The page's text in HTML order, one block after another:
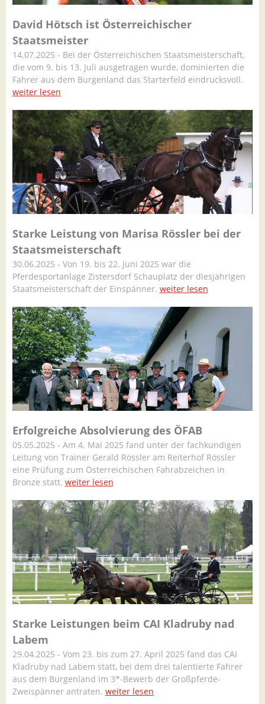
David Hötsch ist Österreichischer
Staatsmeister
14.07.2025 - Bei der Österreichischen Staatsmeisterschaft,
die vom 9. bis 13. Juli ausgetragen wurde, dominierten die
Fahrer aus dem Burgenland das Starterfeld eindrucksvoll.
weiter lesen
Starke Leistung von Marisa Rössler bei der
Staatsmeisterschaft
30.06.2025 - Von 19. bis 22. Juni 2025 war die
Pferdesportanlage Zistersdorf Schauplatz der diesjährigen
Staatsmeisterschaft der Einspänner. weiter lesen
Erfolgreiche Absolvierung des ÖFAB
05.05.2025 - Am 4. Mai 2025 fand unter der fachkundigen
Leitung von Trainer Gerald Rössler am Reiterhof Rössler
eine Prüfung zum Österreichischen Fahrabzeichen in
Bronze statt. weiter lesen
Starke Leistungen beim CAI Kladruby nad
Labem
29.04.2025 - Vom 23. bis zum 27. April 2025 fand das CAI
Kladruby nad Labem statt, bei dem drei talentierte Fahrer
aus dem Burgenland im 3*-Bewerb der Großpferde-
Zweispänner antraten. weiter lesen